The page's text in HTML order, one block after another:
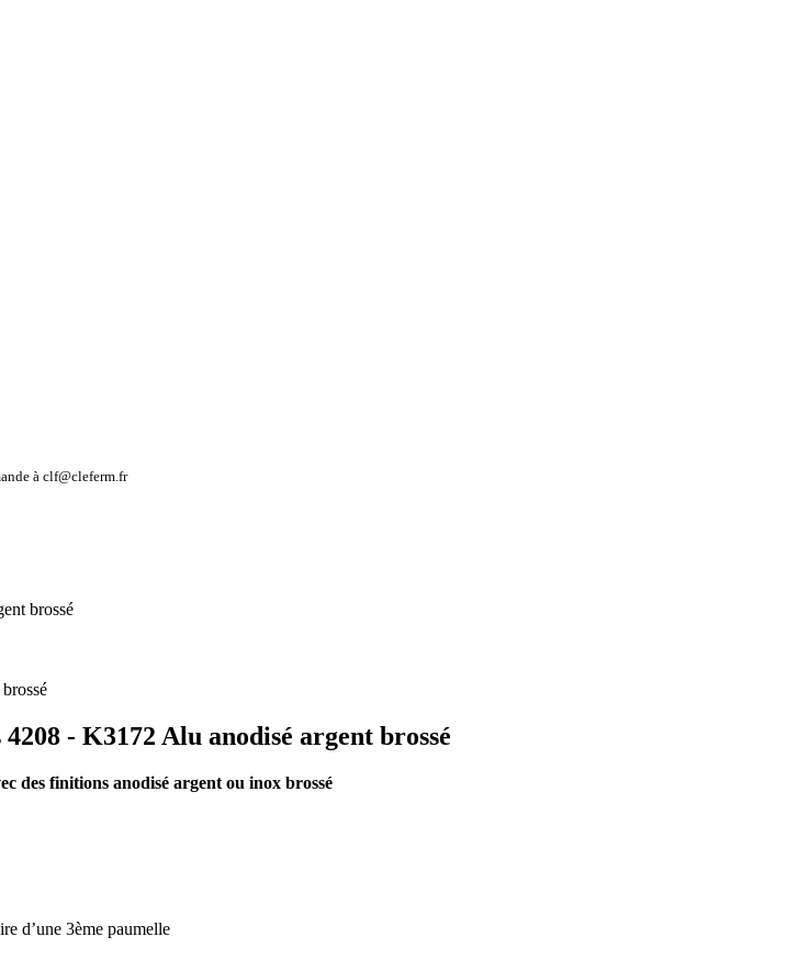
à clf@cleferm.fr
brossé
- K3172 Alu anodisé argent brossé
des finitions anodisé argent ou inox brossé
d’une 3ème paumelle